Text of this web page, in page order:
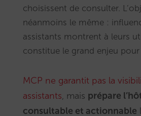
choisissent de consulter.
néanmoins le même :
assistants montrent à leurs
constitue le grand enjeu
MCP ne garantit pas la
assistants, mais prépare
consultable et actionnable